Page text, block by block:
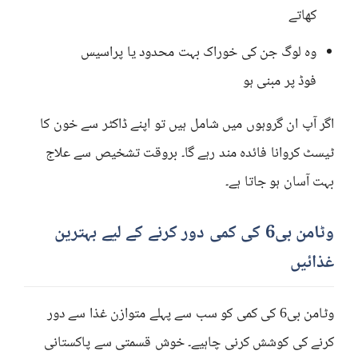
کھاتے
وہ لوگ جن کی خوراک بہت محدود یا پراسیس
فوڈ پر مبنی ہو
اگر آپ ان گروہوں میں شامل ہیں تو اپنے ڈاکٹر سے خون کا
ٹیسٹ کروانا فائدہ مند رہے گا۔ بروقت تشخیص سے علاج
بہت آسان ہو جاتا ہے۔
وٹامن بی6 کی کمی دور کرنے کے لیے بہترین
غذائیں
وٹامن بی6 کی کمی کو سب سے پہلے متوازن غذا سے دور
کرنے کی کوشش کرنی چاہیے۔ خوش قسمتی سے پاکستانی